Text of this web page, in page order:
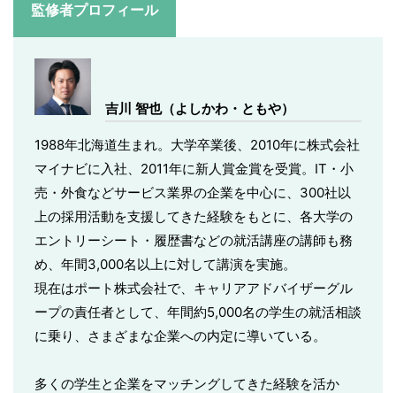
監修者プロフィール
吉川 智也（よしかわ・ともや）
1988年北海道生まれ。大学卒業後、2010年に株式会社
マイナビに入社、2011年に新人賞金賞を受賞。IT・小
売・外食などサービス業界の企業を中心に、300社以
上の採用活動を支援してきた経験をもとに、各大学の
エントリーシート・履歴書などの就活講座の講師も務
め、年間3,000名以上に対して講演を実施。
現在はポート株式会社で、キャリアアドバイザーグル
ープの責任者として、年間約5,000名の学生の就活相談
に乗り、さまざまな企業への内定に導いている。
多くの学生と企業をマッチングしてきた経験を活か